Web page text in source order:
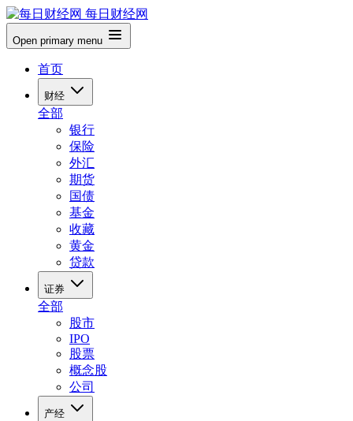
每日财经网
Open primary menu
首页
财经
全部
银行
保险
外汇
期货
国债
基金
收藏
黄金
贷款
证券
全部
股市
IPO
股票
概念股
公司
产经